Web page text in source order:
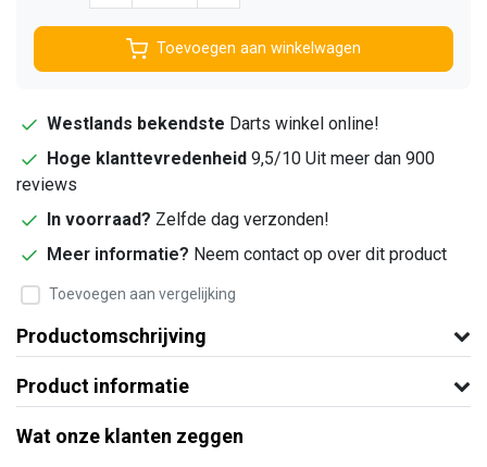
Toevoegen aan winkelwagen
Westlands bekendste Darts winkel online!
Hoge klanttevredenheid 9,5/10 Uit meer dan 900
reviews
In voorraad? Zelfde dag verzonden!
Meer informatie? Neem contact op over dit product
Toevoegen aan vergelijking
Productomschrijving
Product informatie
Wat onze klanten zeggen